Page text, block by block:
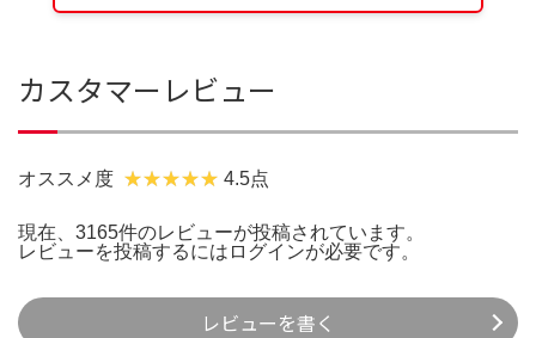
カスタマーレビュー
オススメ度 4.5点
現在、3165件のレビューが投稿されています。
レビューを投稿するには ログインが必要です。
レビューを書く